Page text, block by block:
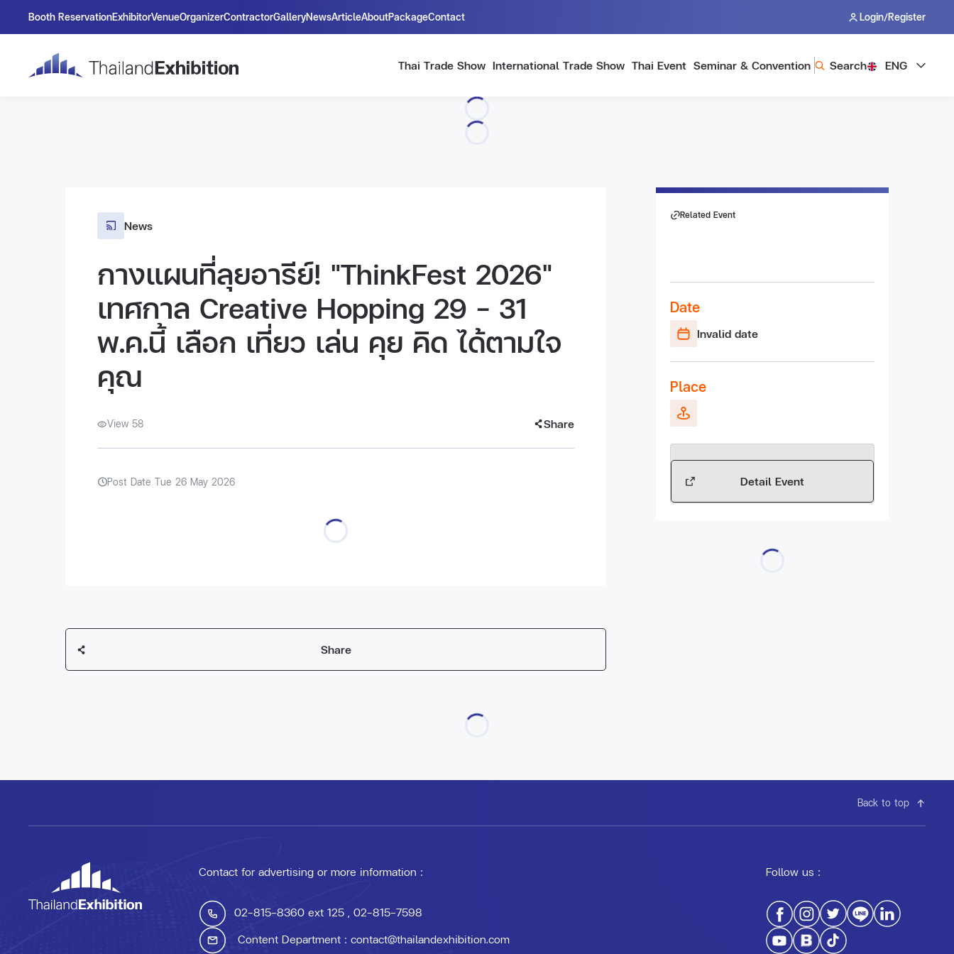
Booth ReservationExhibitorVenueOrganizerContractorGalleryNewsArticleAboutPackageContact Login/Register
Thai Trade Show International Trade Show Thai Event Seminar & Convention Search ENG
News
กางแผนที่ลุยอารีย์! "ThinkFest 2026"
เทศกาล Creative Hopping 29 - 31
พ.ค.นี้ เลือก เที่ยว เล่น คุย คิด ได้ตามใจ
คุณ
View 58 Share
Post Date Tue 26 May 2026
Share
Related Event
Date
Invalid date
Place
Detail Event
Back to top
Contact for advertising or more information :
02-815-8360 ext 125 , 02-815-7598
Content Department : contact@thailandexhibition.com
Follow us :